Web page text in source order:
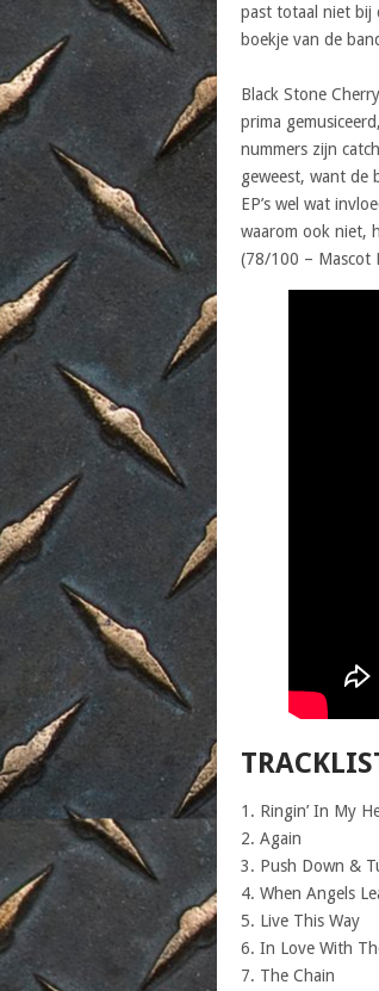
past totaal niet bij
boekje van de
Black Stone
prima
nummers zijn
geweest, want de
EP’s wel wat
waarom ook niet,
(78/100 – Mascot
1. Ringin’ In My
2. Again
3. Push Down &
4. When Angels
5. Live This Way
6. In Love With
7. The Chain